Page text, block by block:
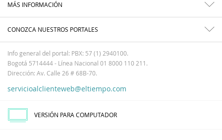
MÁS INFORMACIÓN
CONOZCA NUESTROS PORTALES
Info general del portal: PBX: 57 (1) 2940100.
Bogotá 5714444 - Línea Nacional 01 8000 110 211.
Dirección: Av. Calle 26 # 68B-70.
servicioalclienteweb@eltiempo.com
VERSIÓN PARA COMPUTADOR